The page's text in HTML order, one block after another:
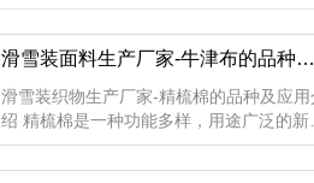
滑雪装面料生产厂家-牛津布的品种及应用介绍
滑雪装织物生产厂家-精梳棉的品种及应用
绍 精梳棉是一种功能多样，用途广泛的新型
布料，目前市场上主...